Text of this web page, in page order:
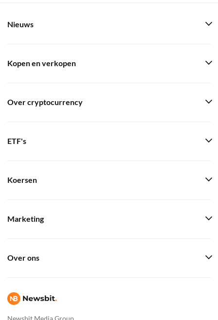
Newsbit Media Group
Nieuws
Kopen en verkopen
Over cryptocurrency
ETF's
Koersen
Marketing
Over ons